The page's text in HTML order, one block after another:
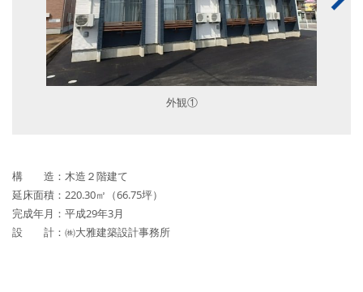
外観①
構 造：木造２階建て
延床面積：220.30㎡（66.75坪）
完成年月：平成29年3月
設 計：㈱大雅建築設計事務所